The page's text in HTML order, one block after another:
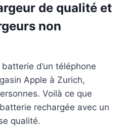
de qualité et
non
d’un téléphone
Apple à Zurich,
Voilà ce que
rechargée avec un
qualité.